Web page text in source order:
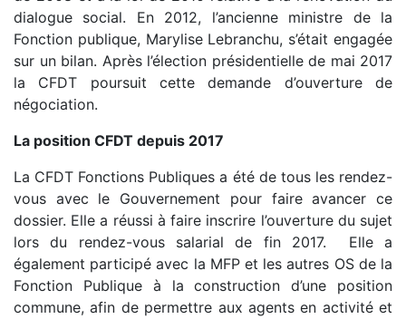
dialogue social. En 2012, l’ancienne ministre de la
Fonction publique, Marylise Lebranchu, s’était engagée
sur un bilan. Après l’élection présidentielle de mai 2017
la CFDT poursuit cette demande d’ouverture de
négociation.
La position CFDT depuis 2017
La CFDT Fonctions Publiques a été de tous les rendez-
vous avec le Gouvernement pour faire avancer ce
dossier. Elle a réussi à faire inscrire l’ouverture du sujet
lors du rendez-vous salarial de fin 2017. Elle a
également participé avec la MFP et les autres OS de la
Fonction Publique à la construction d’une position
commune, afin de permettre aux agents en activité et